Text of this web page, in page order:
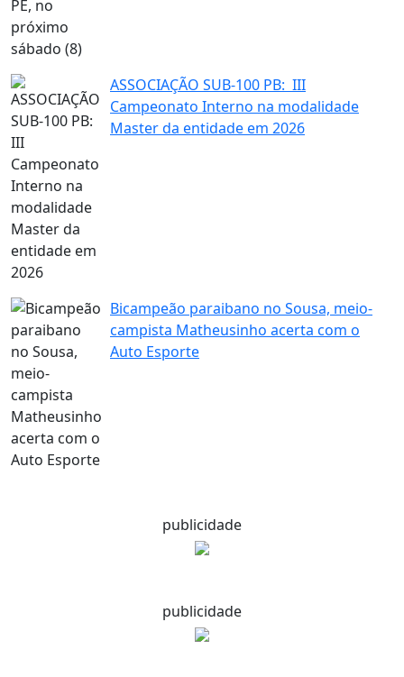
ASSOCIAÇÃO SUB-100 PB: III
Campeonato Interno na modalidade
Master da entidade em 2026
Bicampeão paraibano no Sousa, meio-
campista Matheusinho acerta com o
Auto Esporte
publicidade
publicidade